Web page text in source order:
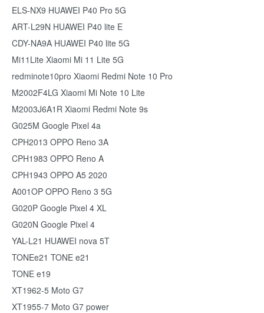
ELS-NX9 HUAWEI P40 Pro 5G
ART-L29N HUAWEI P40 lite E
CDY-NA9A HUAWEI P40 lite 5G
Mi11Lite Xiaomi Mi 11 Lite 5G
redminote10pro Xiaomi Redmi Note 10 Pro
M2002F4LG Xiaomi Mi Note 10 Lite
M2003J6A1R Xiaomi Redmi Note 9s
G025M Google Pixel 4a
CPH2013 OPPO Reno 3A
CPH1983 OPPO Reno A
CPH1943 OPPO A5 2020
A001OP OPPO Reno 3 5G
G020P Google Pixel 4 XL
G020N Google Pixel 4
YAL-L21 HUAWEI nova 5T
TONEe21 TONE e21
TONE e19
XT1962-5 Moto G7
XT1955-7 Moto G7 power